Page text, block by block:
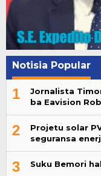
Notisia Popular
1
Jornalista
ba Eavision
2
Projetu solar
seguransa
3 Suku Bemori